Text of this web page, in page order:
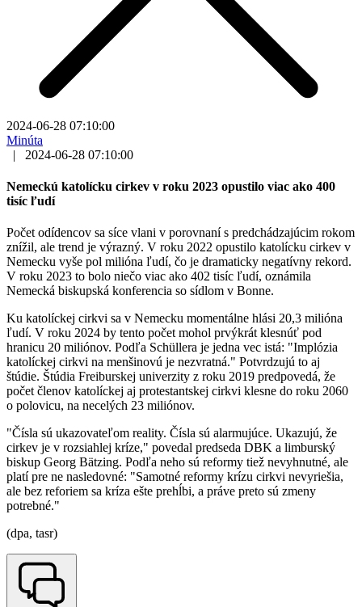
2024-06-28 07:10:00
Minúta
|
2024-06-28 07:10:00
Nemeckú katolícku cirkev v roku 2023 opustilo viac ako 400
tisíc ľudí
Počet odídencov sa síce vlani v porovnaní s predchádzajúcim rokom
znížil, ale trend je výrazný. V roku 2022 opustilo katolícku cirkev v
Nemecku vyše pol milióna ľudí, čo je dramaticky negatívny rekord.
V roku 2023 to bolo niečo viac ako 402 tisíc ľudí, oznámila
Nemecká biskupská konferencia so sídlom v Bonne.
Ku katolíckej cirkvi sa v Nemecku momentálne hlási 20,3 milióna
ľudí. V roku 2024 by tento počet mohol prvýkrát klesnúť pod
hranicu 20 miliónov. Podľa Schüllera je jedna vec istá: "Implózia
katolíckej cirkvi na menšinovú je nezvratná." Potvrdzujú to aj
štúdie. Štúdia Freiburskej univerzity z roku 2019 predpovedá, že
počet členov katolíckej aj protestantskej cirkvi klesne do roku 2060
o polovicu, na necelých 23 miliónov.
"Čísla sú ukazovateľom reality. Čísla sú alarmujúce. Ukazujú, že
cirkev je v rozsiahlej kríze," povedal predseda DBK a limburský
biskup Georg Bätzing. Podľa neho sú reformy tiež nevyhnutné, ale
platí pre ne nasledovné: "Samotné reformy krízu cirkvi nevyriešia,
ale bez reforiem sa kríza ešte prehĺbi, a práve preto sú zmeny
potrebné."
(dpa, tasr)